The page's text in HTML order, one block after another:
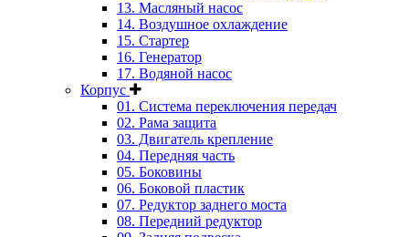
13. Масляный насос
14. Воздушное охлаждение
15. Стартер
16. Генератор
17. Водяной насос
Корпус
01. Система переключения передач
02. Рама защита
03. Двигатель крепление
04. Передняя часть
05. Боковины
06. Боковой пластик
07. Редуктор заднего моста
08. Передний редуктор